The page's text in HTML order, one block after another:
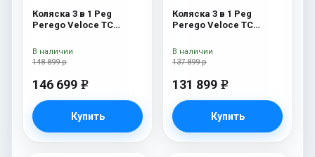
Коляска 3 в 1 Peg
Perego Veloce TC
Amour New
148 899 р
146 699 e
Купить
В наличии
Коляска 3 в 1 Peg
Perego Veloce TC
Shine
137 899 р
131 899 e
Купить
В наличии